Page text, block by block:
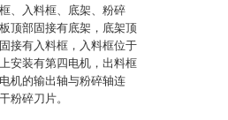
、入料框、底架、粉碎
顶部固接有底架，底架顶
接有入料框，入料框位于
安装有第四电机，出料框
机的输出轴与粉碎轴连
粉碎刀片。